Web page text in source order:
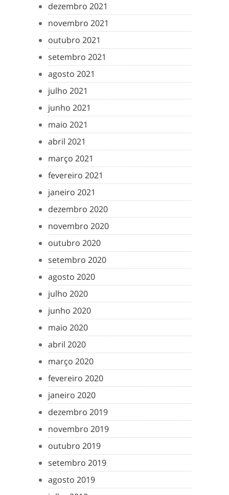
dezembro 2021
novembro 2021
outubro 2021
setembro 2021
agosto 2021
julho 2021
junho 2021
maio 2021
abril 2021
março 2021
fevereiro 2021
janeiro 2021
dezembro 2020
novembro 2020
outubro 2020
setembro 2020
agosto 2020
julho 2020
junho 2020
maio 2020
abril 2020
março 2020
fevereiro 2020
janeiro 2020
dezembro 2019
novembro 2019
outubro 2019
setembro 2019
agosto 2019